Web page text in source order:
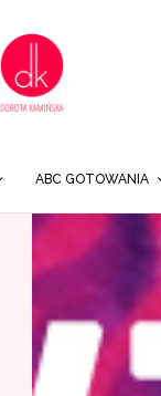
ABC GOTOWANIA